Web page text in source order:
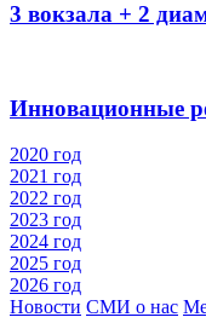
3 вокзала + 2
Инновационные
2020 год
2021 год
2022 год
2023 год
2024 год
2025 год
2026 год
Новости СМИ о нас